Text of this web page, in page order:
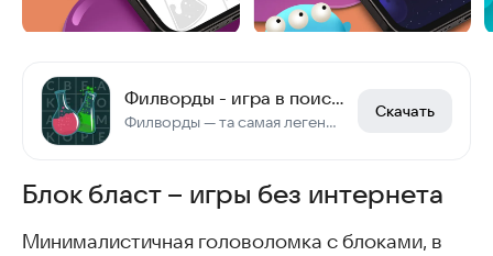
Филворды - игра в поиск слов
Филворды — та самая легендарная игра в слова!
Скачать
Блок бласт – игры без интернета
Минималистичная головоломка с блоками, в